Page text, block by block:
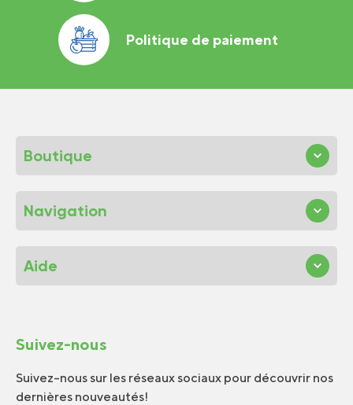
Politique de paiement
Boutique
Navigation
Aide
Suivez-nous
Suivez-nous sur les réseaux sociaux pour découvrir nos
dernières nouveautés!